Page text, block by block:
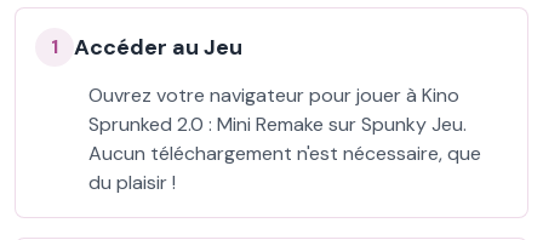
1 Accéder au Jeu
Ouvrez votre navigateur pour jouer à Kino
Sprunked 2.0 : Mini Remake sur Spunky Jeu.
Aucun téléchargement n'est nécessaire, que
du plaisir !